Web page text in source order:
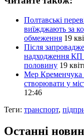
Полтавські
виїжджають за
обмеження 19
Після
надходження
половину 19
Мер Кременчука
створювати у
12:46
Теги: транспорт,
Останні